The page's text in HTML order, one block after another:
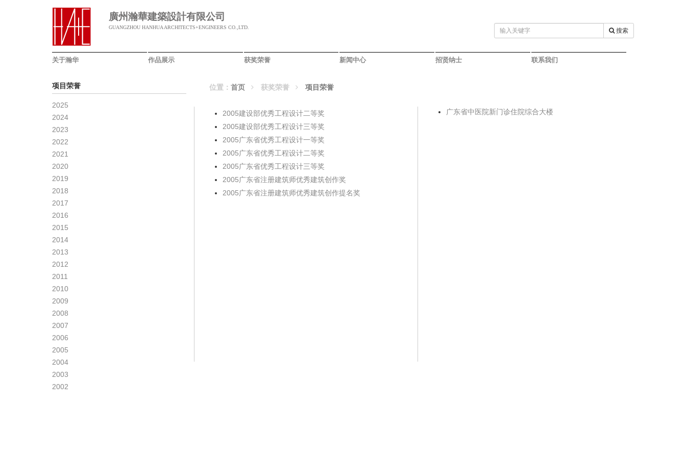
廣州瀚華建築設計有限公司
GUANGZHOU HANHUA ARCHITECTS+ENGINEERS CO.,LTD. 搜索
关于瀚华 作品展示 获奖荣誉 新闻中心 招贤纳士 联系我们
项目荣誉
2025
2024
2023
2022
2021
2020
2019
2018
2017
2016
2015
2014
2013
2012
2011
2010
2009
2008
2007
2006
2005
2004
2003
2002
位置： 首页 获奖荣誉 项目荣誉
2005建设部优秀工程设计二等奖
2005建设部优秀工程设计三等奖
2005广东省优秀工程设计一等奖
2005广东省优秀工程设计二等奖
2005广东省优秀工程设计三等奖
2005广东省注册建筑师优秀建筑创作奖
2005广东省注册建筑师优秀建筑创作提名奖
广东省中医院新门诊住院综合大楼